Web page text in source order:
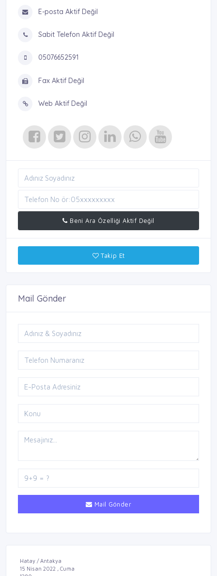
E-posta Aktif Değil
Sabit Telefon Aktif Değil
05076652591
Fax Aktif Değil
Web Aktif Değil
Beni Ara Özelliği Aktif Değil
Takip Et
Mail Gönder
Mail Gönder
Hatay / Antakya
15 Nisan 2022 , Cuma